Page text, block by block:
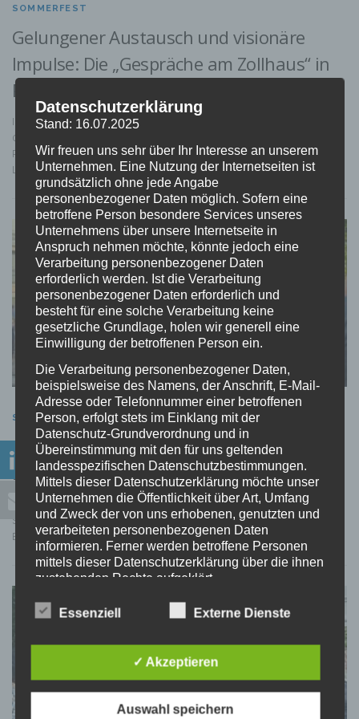
SOMMERFEST
Gelungener Austausch und visionäre
Impulse: Die „Gespräche am Zollhaus“ in
Potsdam
IPG und LNBB luden zum Netzwerken und Fachdiskurs ein Am
04.09.2025 trafen sich auf Einladung der IPG Infrastruktur- und
Projektentwicklungsgesellschaft mbH in Kooperation mit dem LNBB |
LogistikNetz Berlin-Brandenburg e.V. …
SOMMERFEST
IPG-Sommerfest in Kooperation mit dem
LNBB
Am 05. September 2024 fand bei strahlendem Wetter das diesjährige
Sommerfest der IPG in Kooperation mit dem LNBB | LogistikNetz Berlin-
Brandenburg im malerischen Hof des alten Zollhauses in Potsdam statt. …
Datenschutzerklärung
Stand: 16.07.2025
Wir freuen uns sehr über Ihr Interesse an unserem
Unternehmen. Eine Nutzung der Internetseiten ist
grundsätzlich ohne jede Angabe
personenbezogener Daten möglich. Sofern eine
betroffene Person besondere Services unseres
Unternehmens über unsere Internetseite in
Anspruch nehmen möchte, könnte jedoch eine
Verarbeitung personenbezogener Daten
erforderlich werden. Ist die Verarbeitung
personenbezogener Daten erforderlich und
besteht für eine solche Verarbeitung keine
gesetzliche Grundlage, holen wir generell eine
Einwilligung der betroffenen Person ein.
Die Verarbeitung personenbezogener Daten,
beispielsweise des Namens, der Anschrift, E-Mail-
Adresse oder Telefonnummer einer betroffenen
Person, erfolgt stets im Einklang mit der
Datenschutz-Grundverordnung und in
Übereinstimmung mit den für uns geltenden
landesspezifischen Datenschutzbestimmungen.
Mittels dieser Datenschutzerklärung möchte unser
Unternehmen die Öffentlichkeit über Art, Umfang
und Zweck der von uns erhobenen, genutzten und
verarbeiteten personenbezogenen Daten
informieren. Ferner werden betroffene Personen
mittels dieser Datenschutzerklärung über die ihnen
zustehenden Rechte aufgeklärt.
Wir haben als für die Verarbeitung Verantwortlicher
zahlreiche technische und organisatorische
verarbeiteten personenbezogenen Daten
sicherzustellen. Dennoch können Internetbasierte
Datenübertragungen grundsätzlich
Essenziell Externe Dienste
✓ Akzeptieren
Auswahl speichern